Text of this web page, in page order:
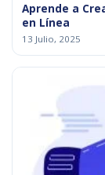
Aprende a
en Línea
13 Julio, 2025